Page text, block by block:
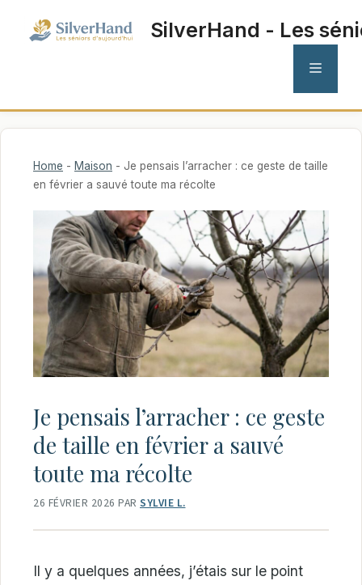
SilverHand - Les
MENU
Home - Maison - Je pensais l’arracher : ce geste de taille
en février a sauvé toute ma récolte
Je pensais l’arracher : ce geste
de taille en février a sauvé
toute ma récolte
26 FÉVRIER 2026 PAR SYLVIE L.
Il y a quelques années, j’étais sur le point